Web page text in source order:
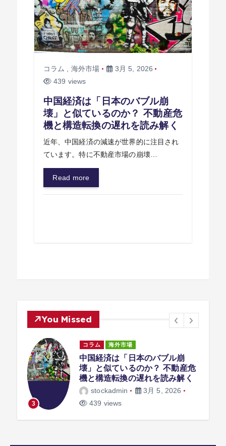
コラム , 海外市場
3月 5, 2026
439 views
中国経済は「日本のバブル崩
壊」と似ているのか？ 不動産危
機と構造転換の遅れを読み解く
近年、中国経済の減速が世界的に注目され
ています。特に不動産市場の崩壊…
Read more
You Missed
3
コラム 海外市場
中国経済は「日本のバブル崩
壊」と似ているのか？ 不動産危
機と構造転換の遅れを読み解く
stockadmin
3月 5, 2026
439 views